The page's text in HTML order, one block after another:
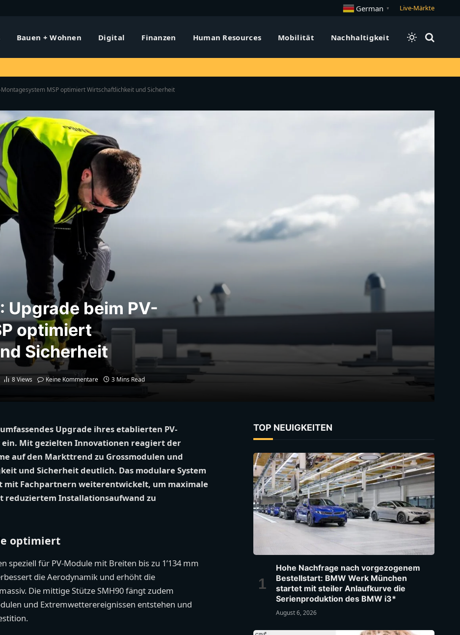
German ▼ Live-Märkte
Bauen + Wohnen Digital Finanzen Human Resources Mobilität Nachhaltigkeit
MSP optimiert Wirtschaftlichkeit und Sicherheit
Upgrade beim PV-
optimiert
Sicherheit
8Views Keine Kommentare 3 Mins Read
Upgrade ihres etablierten PV-
ein. Mit gezielten Innovationen reagiert der
auf den Markttrend zu Grossmodulen und
und Sicherheit deutlich. Das modulare System
mit Fachpartnern weiterentwickelt, um maximale
reduziertem Installationsaufwand zu
optimiert
speziell für PV-Module mit Breiten bis zu 1’134 mm
die Aerodynamik und erhöht die
Die mittige Stütze SMH90 fängt zudem
und Extremwetterereignissen entstehen und
TOP NEUIGKEITEN
Hohe Nachfrage nach vorgezogenem
Bestellstart: BMW Werk München
startet mit steiler Anlaufkurve die
Serienproduktion des BMW i3*
August 6, 2026